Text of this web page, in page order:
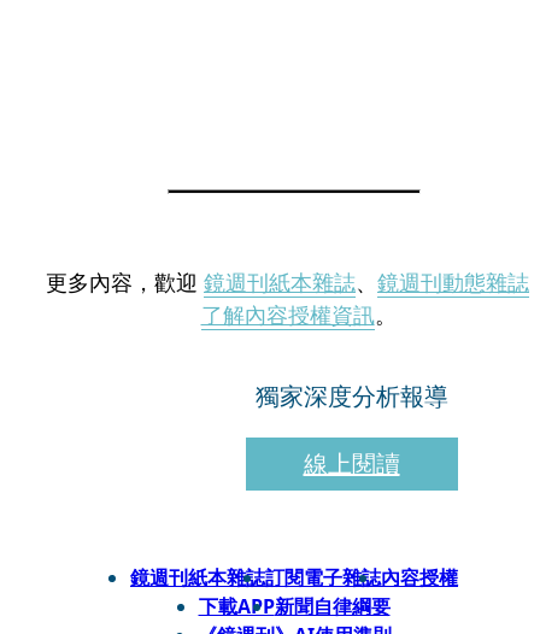
更多內容，歡迎 鏡週刊紙本雜誌、 鏡週刊動態雜誌
了解內容授權資訊。
獨家深度分析報導
線上閱讀
鏡週刊紙本雜誌訂閱電子雜誌內容授權
下載APP新聞自律綱要